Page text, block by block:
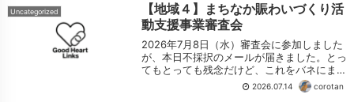
Uncategorized
【地域４】まちなか賑わいづくり活
動支援事業審査会
2026年7月8日（水）審査会に参加しました
が、本日不採択のメールが届きました。とっ
てもとっても残念だけど、これをバネにまた
始めるために記事にしておきます。 長崎市
まちなかにぎわいづくり活動支援事業
2026.07.14 corotan